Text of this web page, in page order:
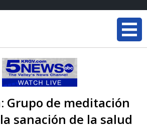
Grupo de meditación
sanación de la salud